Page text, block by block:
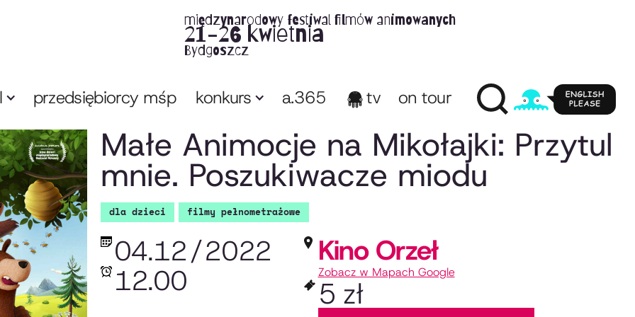
międzynarodowy festiwal filmów animowanych
21-26 kwietnia
Bydgoszcz
przedsiębiorcy mśp konkurs a.365 tv on tour
Małe Animocje na Mikołajki: Przytul
mnie. Poszukiwacze miodu
dla dzieci filmy pełnometrażowe
04.12/2022
12.00
Kino Orzeł
Zobacz w Mapach Google
5 zł